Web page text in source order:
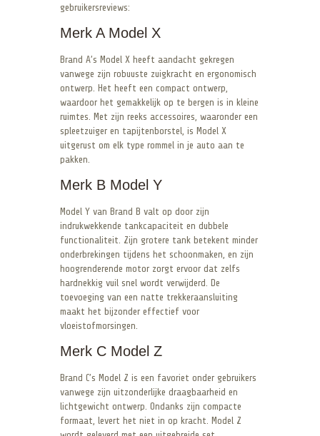
gebruikersreviews:
Merk A Model X
Brand A’s Model X heeft aandacht gekregen
vanwege zijn robuuste zuigkracht en ergonomisch
ontwerp. Het heeft een compact ontwerp,
waardoor het gemakkelijk op te bergen is in kleine
ruimtes. Met zijn reeks accessoires, waaronder een
spleetzuiger en tapijtenborstel, is Model X
uitgerust om elk type rommel in je auto aan te
pakken.
Merk B Model Y
Model Y van Brand B valt op door zijn
indrukwekkende tankcapaciteit en dubbele
functionaliteit. Zijn grotere tank betekent minder
onderbrekingen tijdens het schoonmaken, en zijn
hoogrenderende motor zorgt ervoor dat zelfs
hardnekkig vuil snel wordt verwijderd. De
toevoeging van een natte trekkeraansluiting
maakt het bijzonder effectief voor
vloeistofmorsingen.
Merk C Model Z
Brand C’s Model Z is een favoriet onder gebruikers
vanwege zijn uitzonderlijke draagbaarheid en
lichtgewicht ontwerp. Ondanks zijn compacte
formaat, levert het niet in op kracht. Model Z